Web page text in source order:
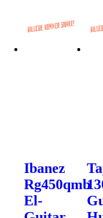
Ibanez
Rg450qmb
El-